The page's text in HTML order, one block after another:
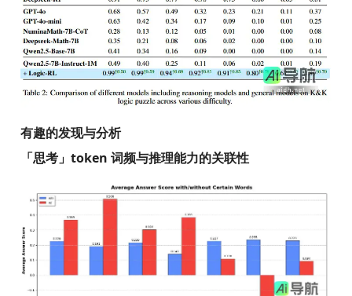
有趣的发现与分析
「思考」token 词频与推理能力的关联性